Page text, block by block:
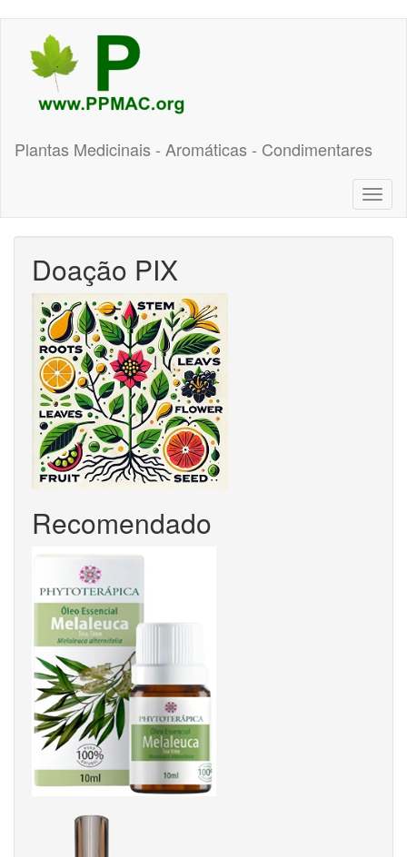
conteúdo
principal
Plantas Medicinais - Aromáticas - Condimentares
Doação PIX
Recomendado